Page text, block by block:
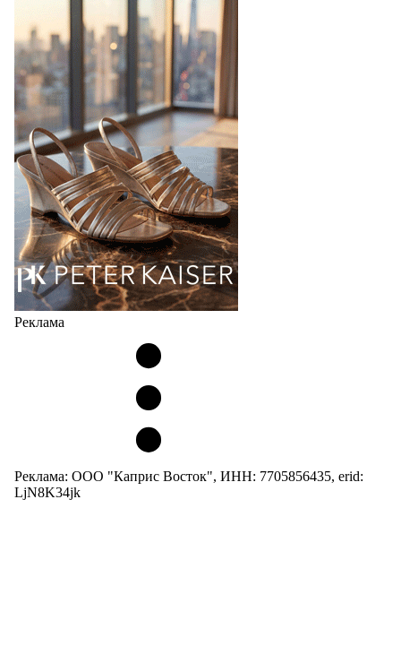
Bubble
Популярный силуэт бренда,1999 года выпуска,
соответствует сегодняшнему тренду на
сникерины (гибридный вариант балеток и
кроссовок обтекаемой формы и с тонкой подошвой).
Но в модели Miu Miu Bubble присутствует еще и…
05.08.2026 2406
Реклама
Реклама: ООО "Каприс Восток", ИНН: 7705856435, erid:
LjN8K34jk